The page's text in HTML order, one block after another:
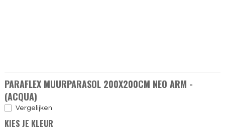
PARAFLEX MUURPARASOL 200X200CM NEO ARM -
(ACQUA)
Vergelijken
KIES JE KLEUR